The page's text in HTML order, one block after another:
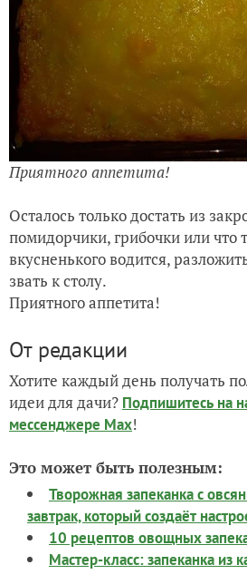
Приятного аппетита!
Осталось только достать из
помидорчики, грибочки или что
вкусненького водится,
звать к столу.
Приятного аппетита!
От редакции
Хотите каждый день получать
идеи для дачи? Подпишитесь на
мессенджере Max!
Это может быть полезным:
Творожная запеканка с
завтрак, который создаёт
10 рецептов овощных
Мастер-класс: запеканка из